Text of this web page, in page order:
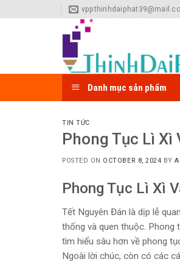
to
Danh mục sản phẩm
TIN TỨC
Phong Tục Lì Xì
POSTED ON OCTOBER 8, 2024 BY
Phong Tục Lì Xì
Tết Nguyên Đán là dịp lễ
thống và quen thuộc. Phong
tìm hiểu sâu hơn về phong
Ngoài lời chúc, còn có các